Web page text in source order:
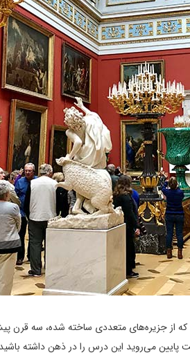
از جزیره‌های متعددی ساخته شده، سه قرن
می‌روید این درس را در ذهن داشته